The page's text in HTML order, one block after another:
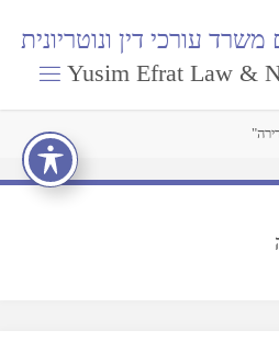
משרד עורכי דין ונוטריונית
Yusim Efrat Law &